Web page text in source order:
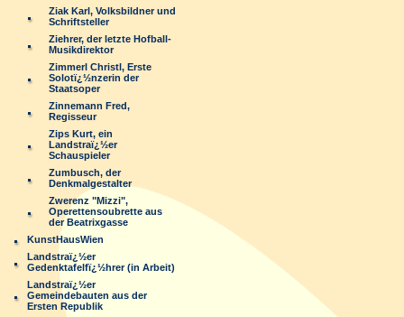
Ziak Karl, Volksbildner und
Schriftsteller
Ziehrer, der letzte Hofball-
Musikdirektor
Zimmerl Christl, Erste
Solotï¿½nzerin der
Staatsoper
Zinnemann Fred,
Regisseur
Zips Kurt, ein
Landstraï¿½er
Schauspieler
Zumbusch, der
Denkmalgestalter
Zwerenz "Mizzi",
Operettensoubrette aus
der Beatrixgasse
KunstHausWien
Landstraï¿½er
Gedenktafelfï¿½hrer (in Arbeit)
Landstraï¿½er
Gemeindebauten aus der
Ersten Republik